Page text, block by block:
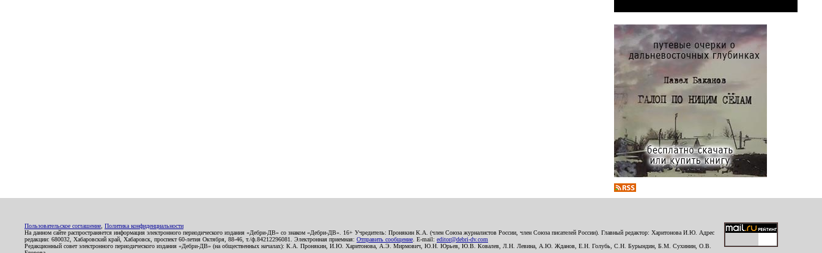
Пользовательское соглашение Политика конфиденциальности
На данном сайте распространяется информация электронного периодического издания «Дебри-ДВ» со знаком «Дебри-ДВ». 16+ Учредитель: Пронякин К.А. (член Союза журналистов России, член Союза писателей России). Главный редактор: Харитонова И.Ю. Адрес
редакции: 680032, Хабаровский край, Хабаровск, проспект 60-летия Октября, 88-46, т./ф.84212296081. Электронная приемная: Отправить сообщение . E-mail: editor@debri-dv.com
Редакционный совет электронного периодического издания «Дебри-ДВ» (на общественных началах): К.А. Пронякин, И.Ю. Харитонова, А.Э. Мирмович, Ю.Н. Юрьев, Ю.В. Ковалев, Л.Н. Левина, А.Ю. Жданов, Е.Н. Голубь, С.Н. Бурындин, Б.М. Сухинин, О.В.